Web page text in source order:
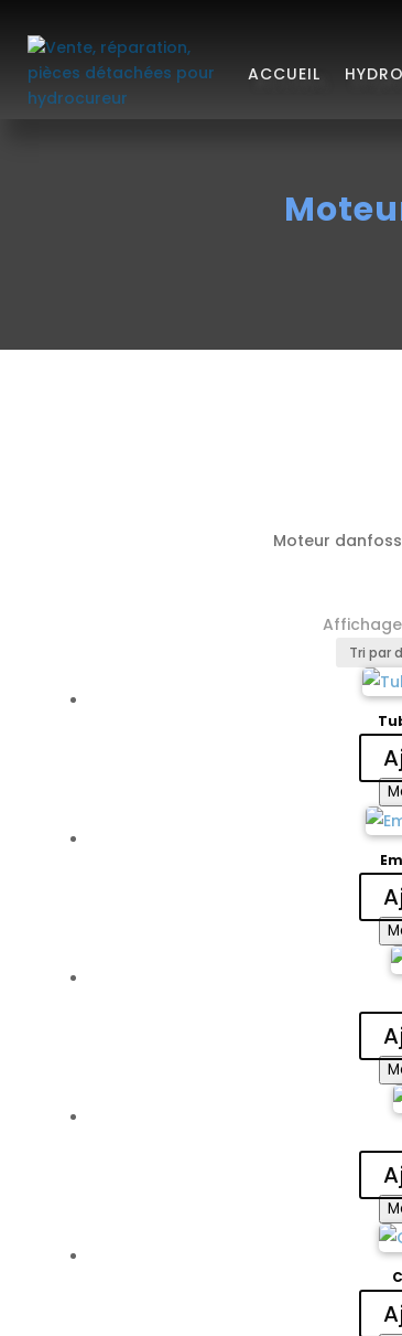
ACCUEIL
Moteur
Affichage